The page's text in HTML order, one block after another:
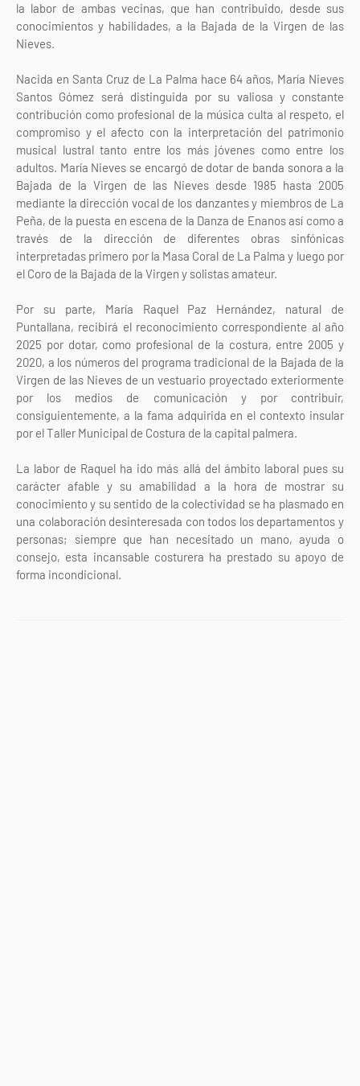
la labor de ambas vecinas, que han contribuido, desde sus
conocimientos y habilidades, a la Bajada de la Virgen de las
Nieves.
Nacida en Santa Cruz de La Palma hace 64 años, María Nieves
Santos Gómez será distinguida por su valiosa y constante
contribución como profesional de la música culta al respeto, el
compromiso y el afecto con la interpretación del patrimonio
musical lustral tanto entre los más jóvenes como entre los
adultos. María Nieves se encargó de dotar de banda sonora a la
Bajada de la Virgen de las Nieves desde 1985 hasta 2005
mediante la dirección vocal de los danzantes y miembros de La
Peña, de la puesta en escena de la Danza de Enanos así como a
través de la dirección de diferentes obras sinfónicas
interpretadas primero por la Masa Coral de La Palma y luego por
el Coro de la Bajada de la Virgen y solistas amateur.
Por su parte, María Raquel Paz Hernández, natural de
Puntallana, recibirá el reconocimiento correspondiente al año
2025 por dotar, como profesional de la costura, entre 2005 y
2020, a los números del programa tradicional de la Bajada de la
Virgen de las Nieves de un vestuario proyectado exteriormente
por los medios de comunicación y por contribuir,
consiguientemente, a la fama adquirida en el contexto insular
por el Taller Municipal de Costura de la capital palmera.
La labor de Raquel ha ido más allá del ámbito laboral pues su
carácter afable y su amabilidad a la hora de mostrar su
conocimiento y su sentido de la colectividad se ha plasmado en
una colaboración desinteresada con todos los departamentos y
personas; siempre que han necesitado un mano, ayuda o
consejo, esta incansable costurera ha prestado su apoyo de
forma incondicional.